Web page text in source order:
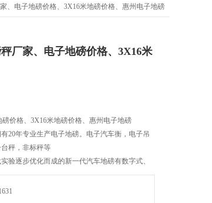
、电子地磅价格、3X16米地磅价格、惠州电子地磅
厂家、电子地磅价格、3X16米
价格、3X16米地磅价格、惠州电子地磅
20年专业生产电子地磅。电子汽车衡，电子吊
秤，非标秤等
验逐步优化而成的新一代汽车地磅有数字式、
选用型号为Q235的平板，合理拼接成封闭的